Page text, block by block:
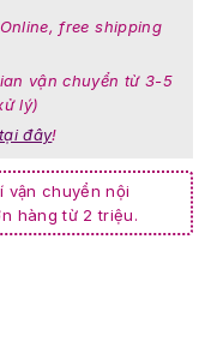
free shipping
vận chuyển từ 3-5
lý)
tại đây!
vận chuyển nội
hàng từ 2 triệu.